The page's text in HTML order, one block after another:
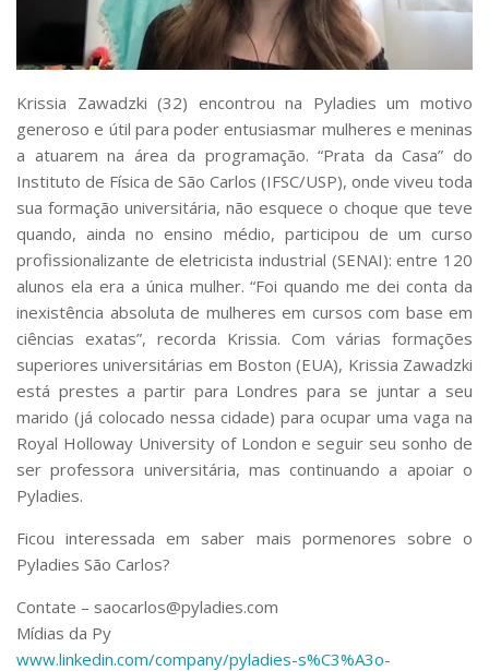
Krissia Zawadzki (32) encontrou na Pyladies um motivo
generoso e útil para poder entusiasmar mulheres e meninas
a atuarem na área da programação. “Prata da Casa” do
Instituto de Física de São Carlos (IFSC/USP), onde viveu toda
sua formação universitária, não esquece o choque que teve
quando, ainda no ensino médio, participou de um curso
profissionalizante de eletricista industrial (SENAI): entre 120
alunos ela era a única mulher. “Foi quando me dei conta da
inexistência absoluta de mulheres em cursos com base em
ciências exatas”, recorda Krissia. Com várias formações
superiores universitárias em Boston (EUA), Krissia Zawadzki
está prestes a partir para Londres para se juntar a seu
marido (já colocado nessa cidade) para ocupar uma vaga na
Royal Holloway University of London e seguir seu sonho de
ser professora universitária, mas continuando a apoiar o
Pyladies.
Ficou interessada em saber mais pormenores sobre o
Pyladies São Carlos?
Contate – saocarlos@pyladies.com
Mídias da Py
www.linkedin.com/company/pyladies-s%C3%A3o-